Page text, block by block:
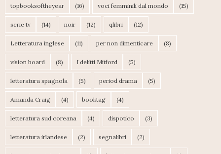
topbooksoftheyear (16) voci femminili dal mondo (15)
serie tv (14) noir (12) qlibri (12)
Letteratura inglese (11) per non dimenticare (8)
vision board (8) I delitti Mitford (5)
letteratura spagnola (5) period drama (5)
Amanda Craig (4) booktag (4)
letteratura sud coreana (4) dispotico (3)
letteratura irlandese (2) segnalibri (2)